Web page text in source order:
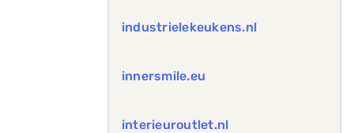
industrielekeukens.nl
innersmile.eu
interieuroutlet.nl